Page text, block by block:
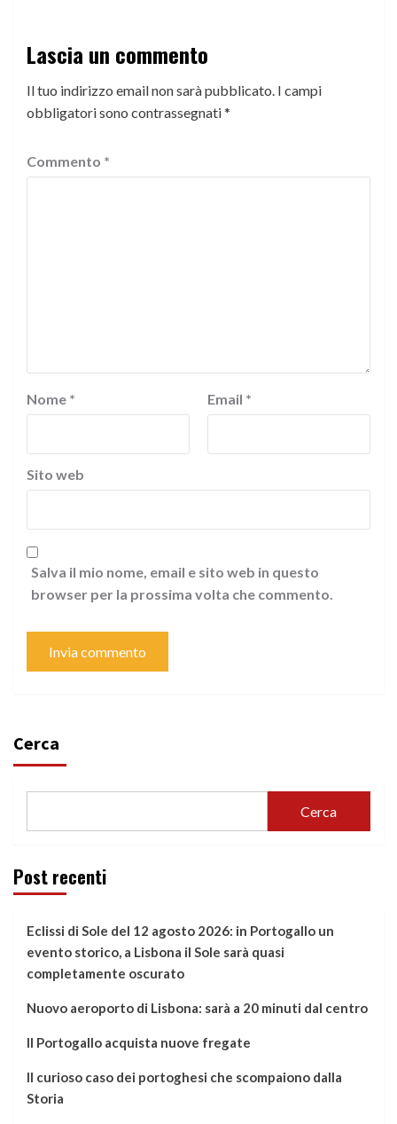
Lascia un commento
Il tuo indirizzo email non sarà pubblicato. I campi
obbligatori sono contrassegnati*
Commento *
Nome * Email *
Sito web
Salva il mio nome, email e sito web in questo
browser per la prossima volta che commento.
Cerca
Cerca
Post recenti
Eclissi di Sole del 12 agosto 2026: in Portogallo un
evento storico, a Lisbona il Sole sarà quasi
completamente oscurato
Nuovo aeroporto di Lisbona: sarà a 20 minuti dal centro
Il Portogallo acquista nuove fregate
Il curioso caso dei portoghesi che scompaiono dalla
Storia